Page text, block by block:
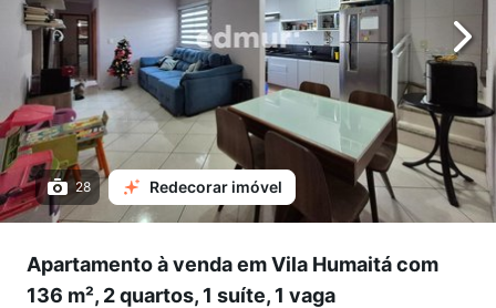
28 Redecorar imóvel
Apartamento à venda em Vila Humaitá com
136 m², 2 quartos, 1 suíte, 1 vaga